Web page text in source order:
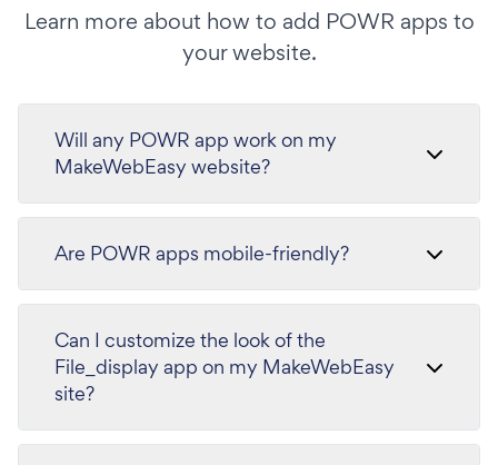
Learn more about how to add POWR apps to
your website.
Will any POWR app work on my
MakeWebEasy website?
Are POWR apps mobile-friendly?
Can I customize the look of the
File_display app on my MakeWebEasy
site?